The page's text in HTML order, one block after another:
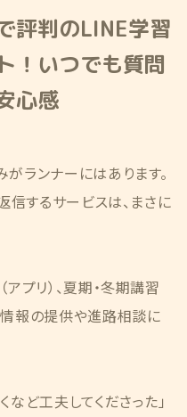
評判のLINE学習
！いつでも質問
心感
ランナーにはあります。
するサービスは、まさに
プリ）、夏期・冬期講習
報の提供や進路相談に
ど工夫してくださった」